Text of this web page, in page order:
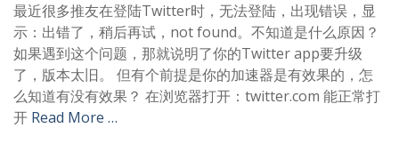
最近很多推友在登陆Twitter时，无法登陆，出现错误，显
示：出错了，稍后再试，not found。不知道是什么原因？
如果遇到这个问题，那就说明了你的Twitter app要升级
了，版本太旧。 但有个前提是你的加速器是有效果的，怎
么知道有没有效果？ 在浏览器打开：twitter.com 能正常打
开 Read More …